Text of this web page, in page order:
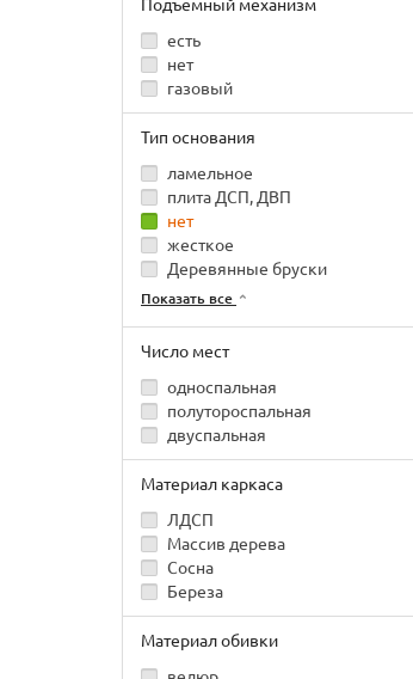
Подъемный механизм
есть
нет
газовый
Тип основания
ламельное
плита ДСП, ДВП
нет
жесткое
Деревянные бруски
Показать все
Число мест
односпальная
полутороспальная
двуспальная
Материал каркаса
ЛДСП
Массив дерева
Сосна
Береза
Материал обивки